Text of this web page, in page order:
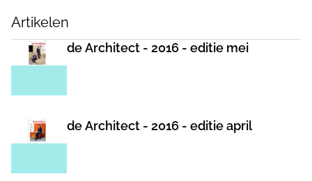
Artikelen
de Architect - 2016 - editie mei
de Architect - 2016 - editie april